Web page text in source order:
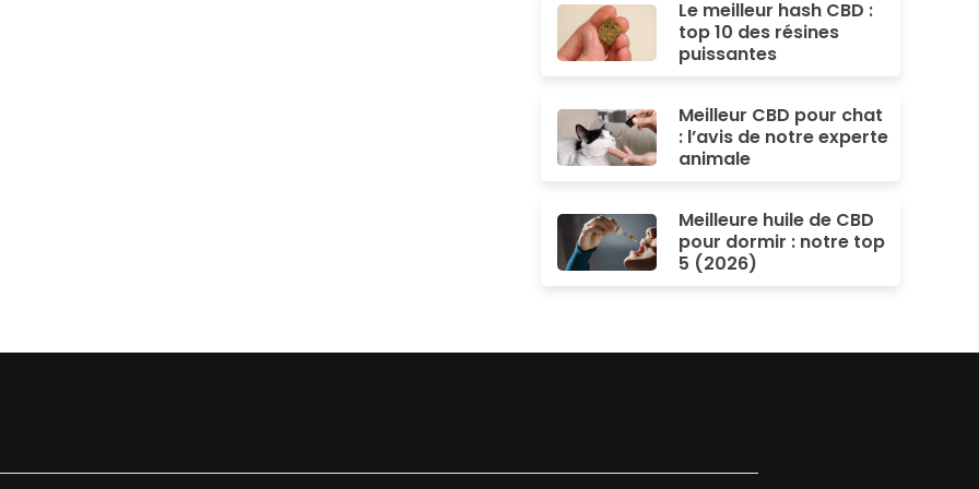
Le meilleur hash CBD :
top 10 des résines
puissantes
Meilleur CBD pour chat
: l’avis de notre experte
animale
Meilleure huile de CBD
pour dormir : notre top
5 (2026)